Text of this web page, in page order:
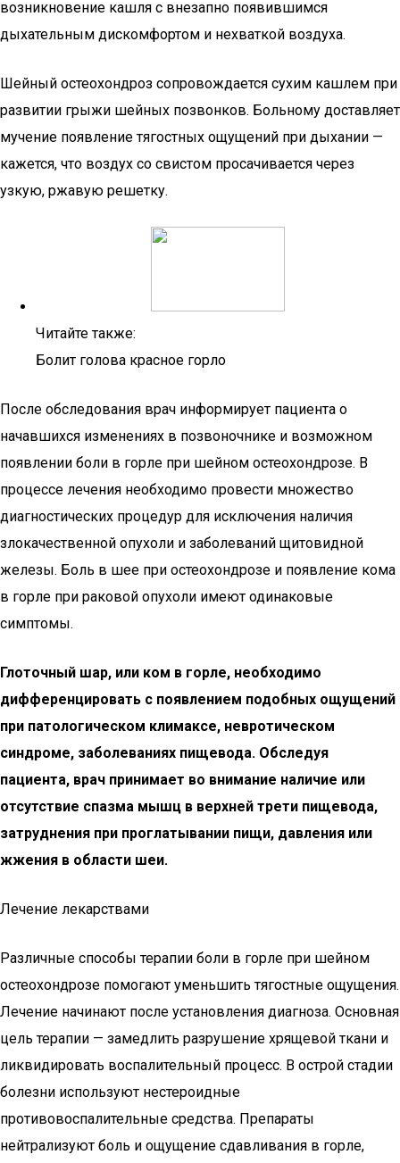
возникновение кашля с внезапно появившимся
дыхательным дискомфортом и нехваткой воздуха.
Шейный остеохондроз сопровождается сухим кашлем при
развитии грыжи шейных позвонков. Больному доставляет
мучение появление тягостных ощущений при дыхании —
кажется, что воздух со свистом просачивается через
узкую, ржавую решетку.
Читайте также:
Болит голова красное горло
После обследования врач информирует пациента о
начавшихся изменениях в позвоночнике и возможном
появлении боли в горле при шейном остеохондрозе. В
процессе лечения необходимо провести множество
диагностических процедур для исключения наличия
злокачественной опухоли и заболеваний щитовидной
железы. Боль в шее при остеохондрозе и появление кома
в горле при раковой опухоли имеют одинаковые
симптомы.
Глоточный шар, или ком в горле, необходимо
дифференцировать с появлением подобных ощущений
при патологическом климаксе, невротическом
синдроме, заболеваниях пищевода. Обследуя
пациента, врач принимает во внимание наличие или
отсутствие спазма мышц в верхней трети пищевода,
затруднения при проглатывании пищи, давления или
жжения в области шеи.
Лечение лекарствами
Различные способы терапии боли в горле при шейном
остеохондрозе помогают уменьшить тягостные ощущения.
Лечение начинают после установления диагноза. Основная
цель терапии — замедлить разрушение хрящевой ткани и
ликвидировать воспалительный процесс. В острой стадии
болезни используют нестероидные
противовоспалительные средства. Препараты
нейтрализуют боль и ощущение сдавливания в горле,